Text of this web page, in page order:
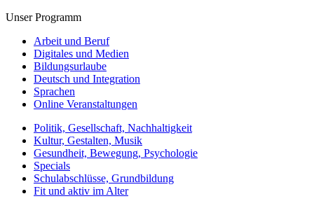
Unser Programm
Arbeit und Beruf
Digitales und Medien
Bildungsurlaube
Deutsch und Integration
Sprachen
Online Veranstaltungen
Politik, Gesellschaft, Nachhaltigkeit
Kultur, Gestalten, Musik
Gesundheit, Bewegung, Psychologie
Specials
Schulabschlüsse, Grundbildung
Fit und aktiv im Alter